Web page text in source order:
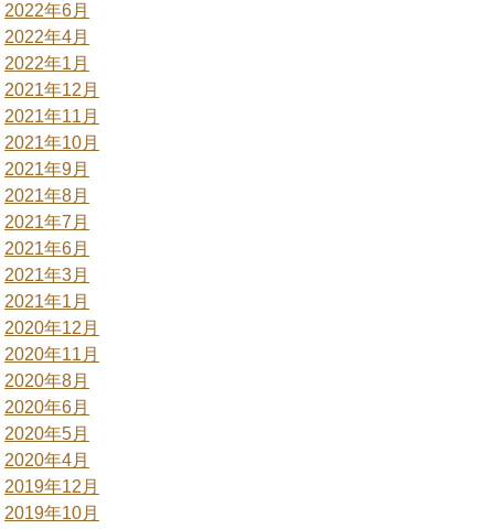
2022年6月
2022年4月
2022年1月
2021年12月
2021年11月
2021年10月
2021年9月
2021年8月
2021年7月
2021年6月
2021年3月
2021年1月
2020年12月
2020年11月
2020年8月
2020年6月
2020年5月
2020年4月
2019年12月
2019年10月